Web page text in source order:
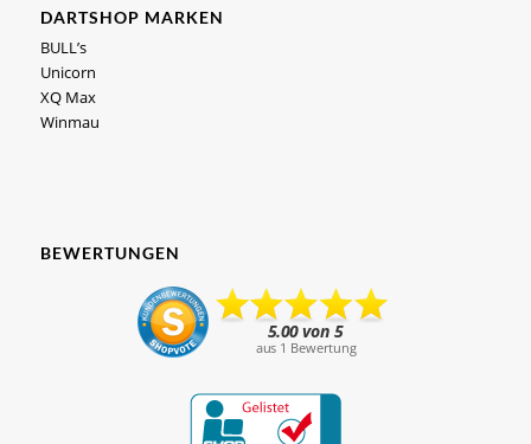
DARTSHOP MARKEN
BULL’s
Unicorn
XQ Max
Winmau
BEWERTUNGEN